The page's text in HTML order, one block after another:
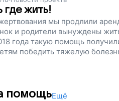
где жить!
мы продлили
и родители вынуждены
года такую помощь
победить тяжелую
помощьЕщё